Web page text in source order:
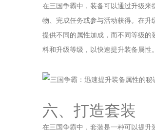
在三国争霸中，装备可以通过升级
物、完成任务或参与活动获得。在
提供不同的属性加成，而不同等级
料和升级等级，以快速提升装备属性。
六、打造套装
在三国争霸中，套装是一种可以提